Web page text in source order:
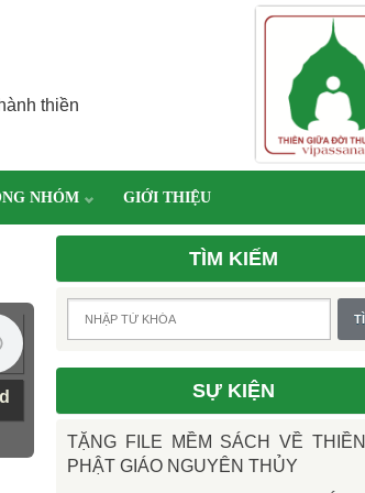
thiền
NHÓM GIỚI THIỆU
TÌM KIẾM
SỰ KIỆN
TẶNG FILE MỀM SÁCH VỀ
PHẬT GIÁO NGUYÊN THỦY